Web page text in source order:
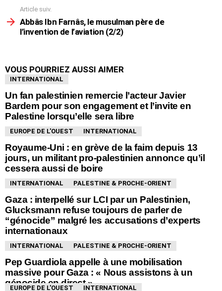
Article suiv.
Abbâs Ibn Farnâs, le musulman père de
l’invention de l’aviation (2/2)
VOUS POURRIEZ AUSSI AIMER
INTERNATIONAL
Un fan palestinien remercie l’acteur Javier
Bardem pour son engagement et l’invite en
Palestine lorsqu’elle sera libre
EUROPE DE L'OUEST INTERNATIONAL
Royaume-Uni : en grève de la faim depuis 13
jours, un militant pro-palestinien annonce qu’il
cessera aussi de boire
INTERNATIONAL PALESTINE & PROCHE-ORIENT
Gaza : interpellé sur LCI par un Palestinien,
Glucksmann refuse toujours de parler de
“génocide” malgré les accusations d’experts
internationaux
INTERNATIONAL PALESTINE & PROCHE-ORIENT
Pep Guardiola appelle à une mobilisation
massive pour Gaza : « Nous assistons à un
génocide en direct »
EUROPE DE L'OUEST INTERNATIONAL